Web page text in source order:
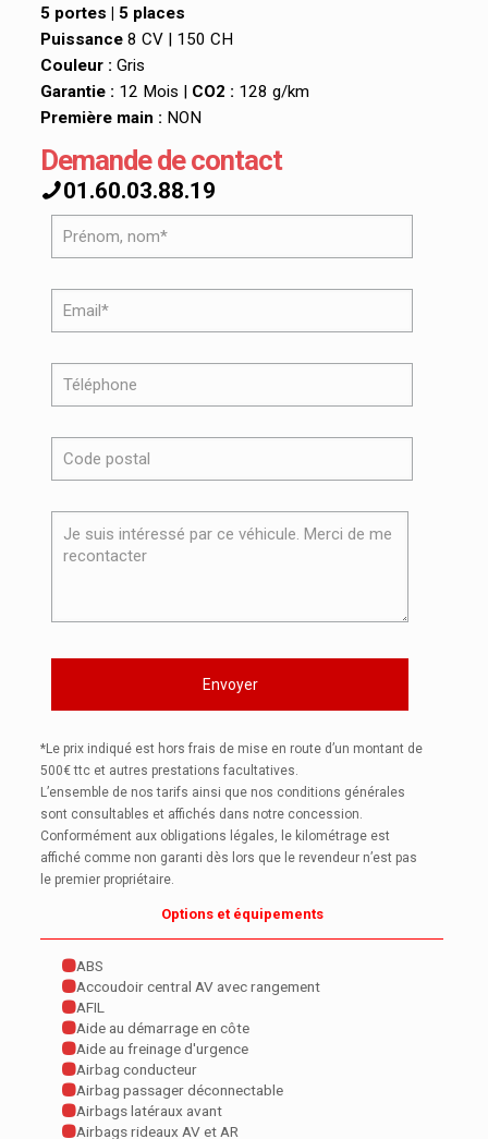
5 portes | 5 places
Puissance 8 CV | 150 CH
Couleur : Gris
Garantie : 12 Mois | CO2 : 128 g/km
Première main : NON
Demande de contact
01.60.03.88.19
*Le prix indiqué est hors frais de mise en route d’un montant de
500€ ttc et autres prestations facultatives.
L’ensemble de nos tarifs ainsi que nos conditions générales
sont consultables et affichés dans notre concession.
Conformément aux obligations légales, le kilométrage est
affiché comme non garanti dès lors que le revendeur n’est pas
le premier propriétaire.
Options et équipements
ABS
Accoudoir central AV avec rangement
AFIL
Aide au démarrage en côte
Aide au freinage d'urgence
Airbag conducteur
Airbag passager déconnectable
Airbags latéraux avant
Airbags rideaux AV et AR